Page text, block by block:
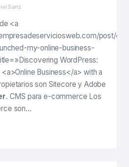
Sanz
<a
post/
my-online-business-
WordPress:
Business</a> with a
son Sitecore y Adobe
. CMS para e-commerce Los
son…